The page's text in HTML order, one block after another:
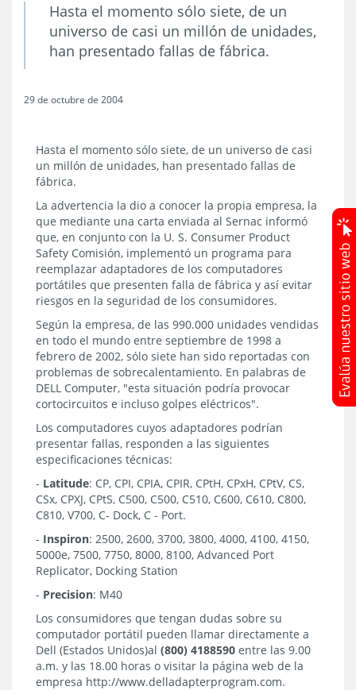
Hasta el momento sólo siete, de un
universo de casi un millón de unidades,
han presentado fallas de fábrica.
29 de octubre de 2004
Hasta el momento sólo siete, de un universo de casi
un millón de unidades, han presentado fallas de
fábrica.
La advertencia la dio a conocer la propia empresa, la
que mediante una carta enviada al Sernac informó
que, en conjunto con la U. S. Consumer Product
Safety Comisión, implementó un programa para
reemplazar adaptadores de los computadores
portátiles que presenten falla de fábrica y así evitar
riesgos en la seguridad de los consumidores.
Según la empresa, de las 990.000 unidades vendidas
en todo el mundo entre septiembre de 1998 a
febrero de 2002, sólo siete han sido reportadas con
problemas de sobrecalentamiento. En palabras de
DELL Computer, "esta situación podría provocar
cortocircuitos e incluso golpes eléctricos".
Los computadores cuyos adaptadores podrían
presentar fallas, responden a las siguientes
especificaciones técnicas:
- Latitude: CP, CPI, CPIA, CPIR, CPtH, CPxH, CPtV, CS,
CSx, CPXJ, CPtS, C500, C500, C510, C600, C610, C800,
C810, V700, C- Dock, C - Port.
- Inspiron: 2500, 2600, 3700, 3800, 4000, 4100, 4150,
5000e, 7500, 7750, 8000, 8100, Advanced Port
Replicator, Docking Station
- Precision: M40
Los consumidores que tengan dudas sobre su
computador portátil pueden llamar directamente a
Dell (Estados Unidos)al (800) 4188590 entre las 9.00
a.m. y las 18.00 horas o visitar la página web de la
empresa http://www.delladapterprogram.com.